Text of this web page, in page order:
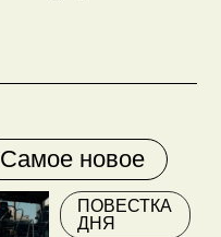
Самое новое
ПОВЕСТКА
ДНЯ